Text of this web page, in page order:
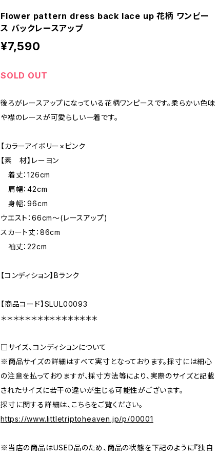
Flower pattern dress back lace up 花柄 ワンピー
ス バックレースアップ
¥7,590
SOLD OUT
後ろがレースアップになっている花柄ワンピースです。柔らかい色味
や襟のレースが可愛らしい一着です。
【カラーアイボリー×ピンク
【素 材】レーヨン
着丈：126cm
肩幅：42cm
身幅：96cm
ウエスト：66cm〜(レースアップ)
スカート丈：86cm
袖丈：22cm
【コンディション】Bランク
【商品コード】SLUL00093
＊＊＊＊＊＊＊＊＊＊＊＊＊＊＊＊
□サイズ、コンディションについて
※商品サイズの詳細はすべて実寸となっております。採寸には細心
の注意を払っておりますが、採寸方法等により、実際のサイズと記載
されたサイズに若干の違いが生じる可能性がございます。
採寸に関する詳細は、こちらをご覧ください。
https://www.littletriptoheaven.jp/p/00001
※当店の商品はUSED品のため、商品の状態を下記のように『独自